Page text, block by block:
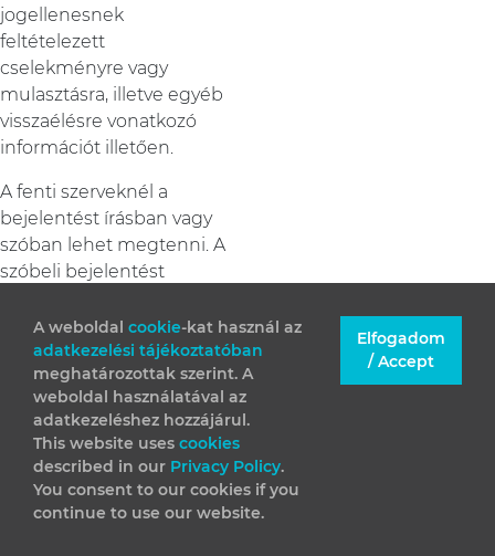
A weboldal cookie-kat használ az
adatkezelési tájékoztatóban
meghatározottak szerint. A
weboldal használatával az
adatkezeléshez hozzájárul.
This website uses cookies
described in our Privacy Policy.
You consent to our cookies if you
continue to use our website.
Elfogadom
/ Accept
jogellenesnek
feltételezett
cselekményre vagy
mulasztásra, illetve egyéb
visszaélésre vonatkozó
információt illetően.
A fenti szerveknél a
bejelentést írásban vagy
szóban lehet megtenni. A
szóbeli bejelentést
hangüzenetküldő
rendszer útján, vagy
személyesen lehet
megtenni. Az elkülönített
visszaélés-bejelentési
rendszer működtetője a
szóbeli bejelentés írásba
foglalása során teljes és